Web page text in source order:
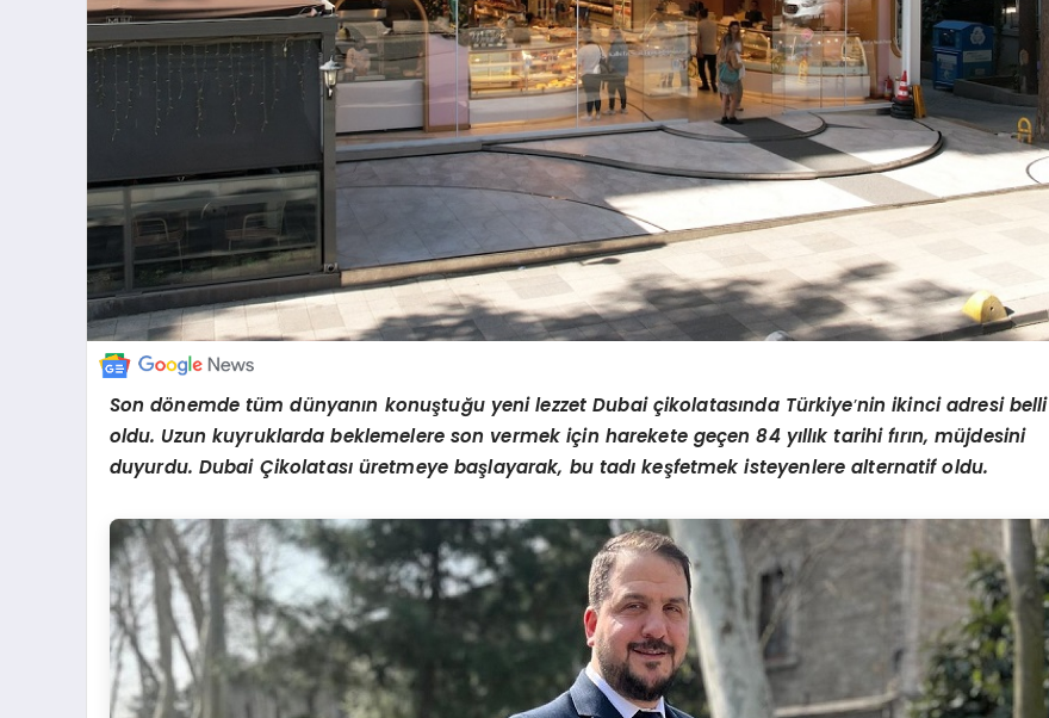
Son dönemde tüm dünyanın konuştuğu yeni lezzet Dubai çikolatasında Türkiye’nin ikinci adresi belli
oldu. Uzun kuyruklarda beklemelere son vermek için harekete geçen 84 yıllık tarihi fırın, müjdesini
duyurdu. Dubai Çikolatası üretmeye başlayarak, bu tadı keşfetmek isteyenlere alternatif oldu.